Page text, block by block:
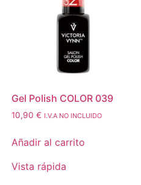
Gel Polish COLOR 039
10,90 € I.V.A NO INCLUIDO
Añadir al carrito
Vista rápida